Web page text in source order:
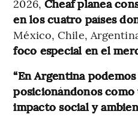
2026, Cheaf planea
en los cuatro países
México, Chile,
foco especial en el
“En Argentina
posicionándonos
impacto social y